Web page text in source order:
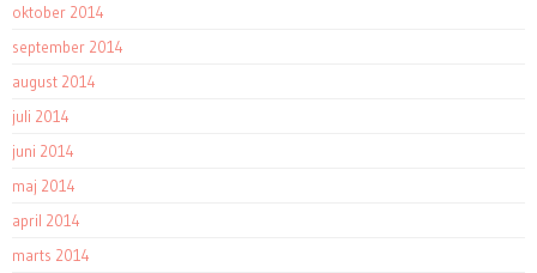
oktober 2014
september 2014
august 2014
juli 2014
juni 2014
maj 2014
april 2014
marts 2014